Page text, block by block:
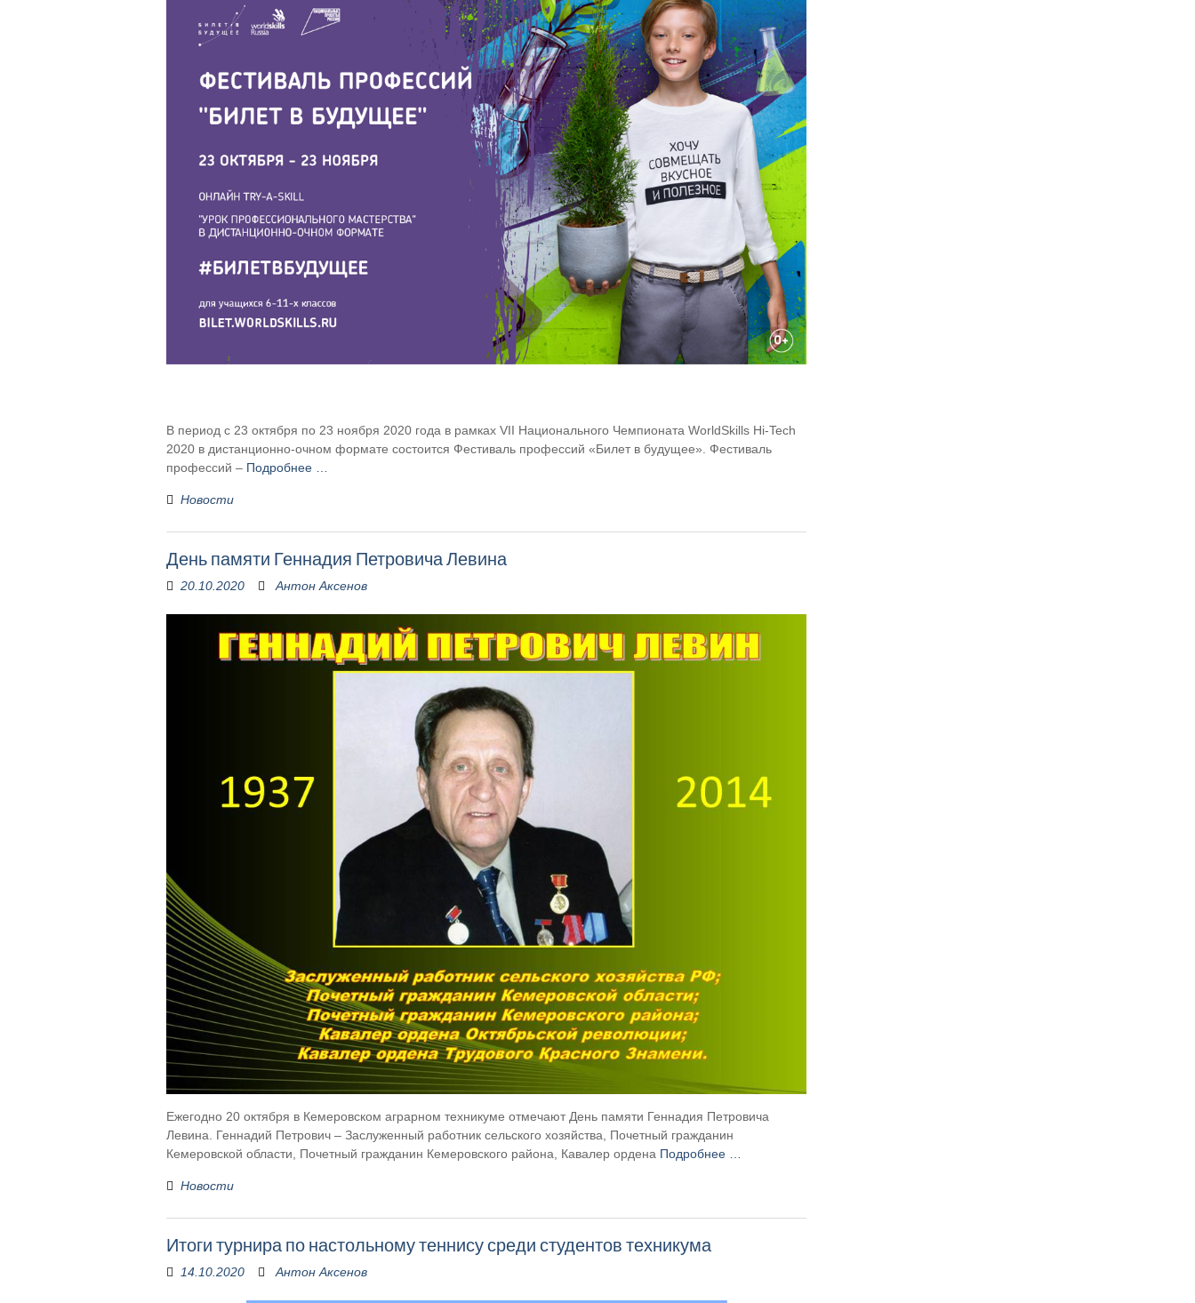
В период с 23 октября по 23 ноября 2020 года в рамках VII Национального Чемпионата WorldSkills Hi-Tech
2020 в дистанционно-очном формате состоится Фестиваль профессий «Билет в будущее». Фестиваль
профессий – Подробнее …
Новости
День памяти Геннадия Петровича Левина
20.10.2020 Антон Аксенов
Ежегодно 20 октября в Кемеровском аграрном техникуме отмечают День памяти Геннадия Петровича
Левина. Геннадий Петрович – Заслуженный работник сельского хозяйства, Почетный гражданин
Кемеровской области, Почетный гражданин Кемеровского района, Кавалер ордена Подробнее …
Новости
Итоги турнира по настольному теннису среди студентов техникума
14.10.2020 Антон Аксенов